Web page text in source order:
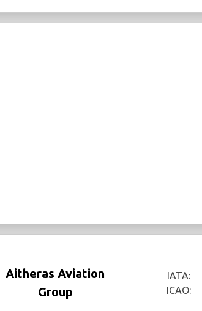
Aitheras Aviation
Group
IATA:
ICAO: